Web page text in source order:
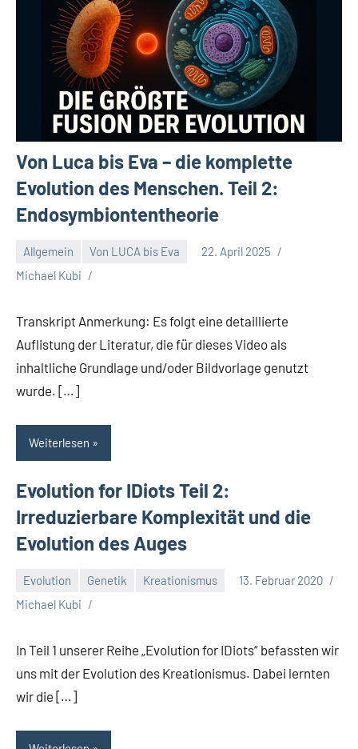
Von Luca bis Eva – die komplette
Evolution des Menschen. Teil 2:
Endosymbiontentheorie
Allgemein Von LUCA bis Eva
22. April 2025
Michael Kubi
Transkript Anmerkung: Es folgt eine detaillierte
Auflistung der Literatur, die für dieses Video als
inhaltliche Grundlage und/oder Bildvorlage genutzt
wurde. […]
Weiterlesen
Evolution for IDiots Teil 2:
Irreduzierbare Komplexität und die
Evolution des Auges
Evolution Genetik Kreationismus
13. Februar 2020
Michael Kubi
In Teil 1 unserer Reihe „Evolution for IDiots“ befassten wir
uns mit der Evolution des Kreationismus. Dabei lernten
wir die […]